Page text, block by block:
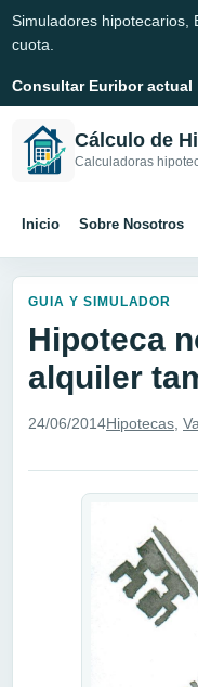
Simuladores hipotecarios,
cuota.
Consultar Euribor actual
Cálculo de
Calculadoras
Inicio Sobre Nosotros
GUIA Y SIMULADOR
Hipoteca
alquiler
24/06/2014Hipotecas